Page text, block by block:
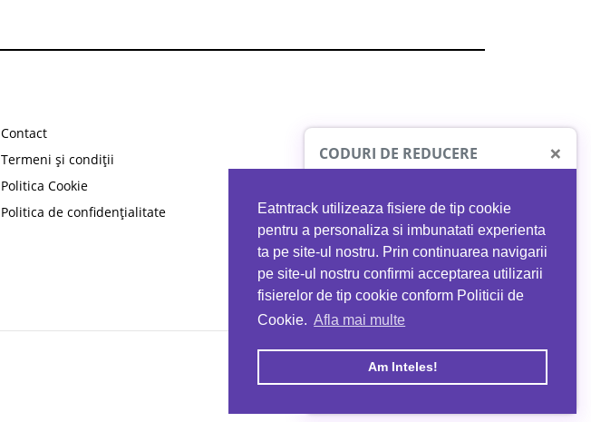
Eatntrack utilizeaza fisiere de tip cookie
pentru a personaliza si imbunatati experienta
ta pe site-ul nostru. Prin continuarea navigarii
pe site-ul nostru confirmi acceptarea utilizarii
fisierelor de tip cookie conform Politicii de
Cookie. Afla mai multe
Am Inteles!
Contact
Termeni și condiții
Politica Cookie
Politica de confidențialitate
CODURI DE REDUCERE ×
PROTO41
reducere la orice comandă
EATNTRACK
MYPROTEIN
Ai40%reducere la orice comandă
folosind codul EATTRACK